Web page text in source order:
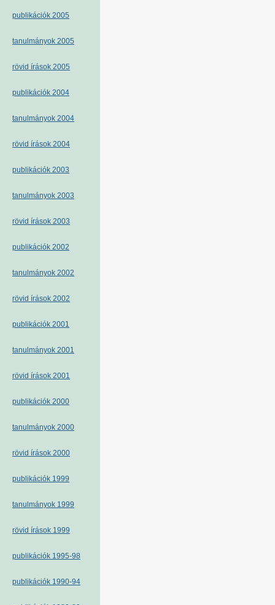
publikációk 2005
tanulmányok 2005
rövid írások 2005
publikációk 2004
tanulmányok 2004
rövid írások 2004
publikációk 2003
tanulmányok 2003
rövid írások 2003
publikációk 2002
tanulmányok 2002
rövid írások 2002
publikációk 2001
tanulmányok 2001
rövid írások 2001
publikációk 2000
tanulmányok 2000
rövid írások 2000
publikációk 1999
tanulmányok 1999
rövid írások 1999
publikációk 1995-98
publikációk 1990-94